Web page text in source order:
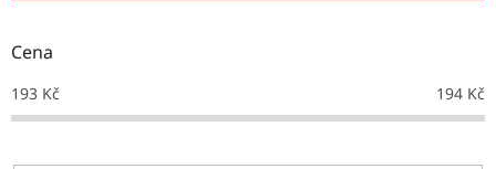
d
k
t
Cena
193 Kč 194 Kč